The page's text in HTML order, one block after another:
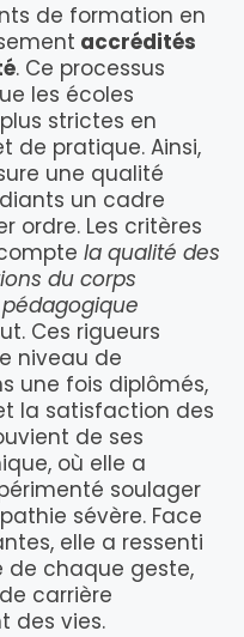
de formation en
accrédités
. Ce processus
les écoles
strictes en
de pratique. Ainsi,
une qualité
un cadre
ordre. Les critères
la qualité des
du corps
Ces rigueurs
niveau de
une fois diplômés,
la satisfaction des
de ses
où elle a
soulager
sévère. Face
elle a ressenti
de chaque geste,
carrière
des vies.